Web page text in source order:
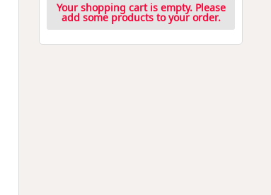
Your shopping cart is empty. Please
add some products to your order.